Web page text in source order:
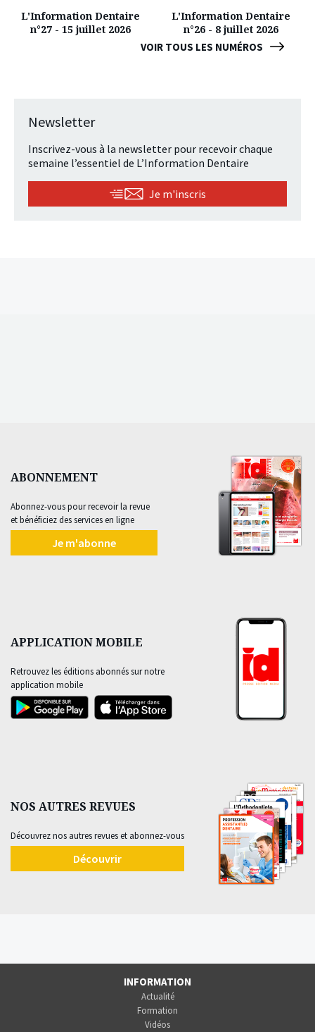
VOIR TOUS LES NUMÉROS
L'Information Dentaire
n°27 - 15 juillet 2026
L'Information Dentaire
n°26 - 8 juillet 2026
Newsletter
Inscrivez-vous à la newsletter pour recevoir chaque
semaine l’essentiel de L’Information Dentaire
Je m'inscris
ABONNEMENT
Abonnez-vous pour recevoir la revue
et bénéficiez des services en ligne
Je m'abonne
APPLICATION MOBILE
Retrouvez les éditions abonnés sur notre
application mobile
NOS AUTRES REVUES
Découvrez nos autres revues et abonnez-vous
Découvrir
INFORMATION
Actualité
Formation
Vidéos